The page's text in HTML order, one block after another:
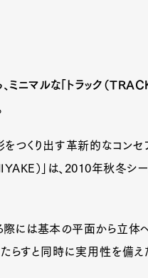
ニマルな「トラック（
つくり出す革新的なコンセ
）」は、2010年秋冬シ
には基本の平面から立体へ
らすと同時に実用性を備え